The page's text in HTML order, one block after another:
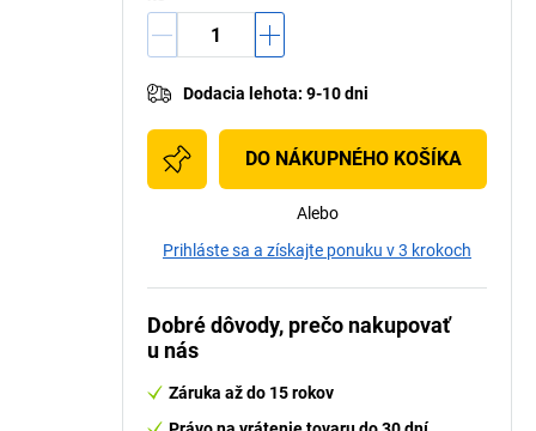
Dodacia lehota: 9-10 dni
DO NÁKUPNÉHO KOŠÍKA
Alebo
Prihláste sa a získajte ponuku v 3 krokoch
Dobré dôvody, prečo nakupovať
u nás
Záruka až do 15 rokov